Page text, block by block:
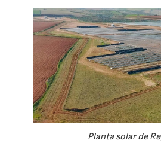
Planta solar de